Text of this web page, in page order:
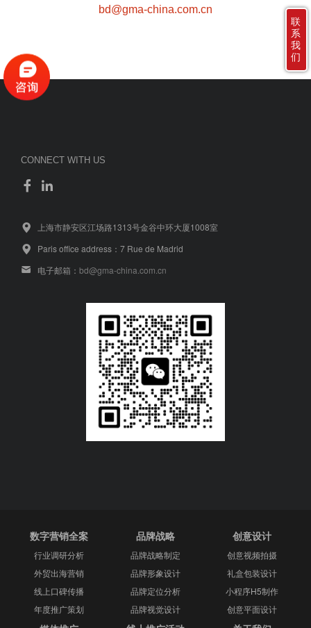
bd@gma-china.com.cn
CONNECT WITH US
上海市静安区江场路1313号金谷中环大厦1008室
Paris office address：7 Rue de Madrid
电子邮箱： bd@gma-china.com.cn
数字营销全案
行业调研分析
外贸出海营销
线上口碑传播
年度推广策划
品牌战略
品牌战略制定
品牌形象设计
品牌定位分析
品牌视觉设计
创意设计
创意视频拍摄
礼盒包装设计
小程序H5制作
创意平面设计
联
系
我
们